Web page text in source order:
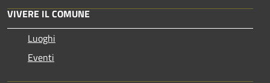
VIVERE IL COMUNE
Luoghi
Eventi